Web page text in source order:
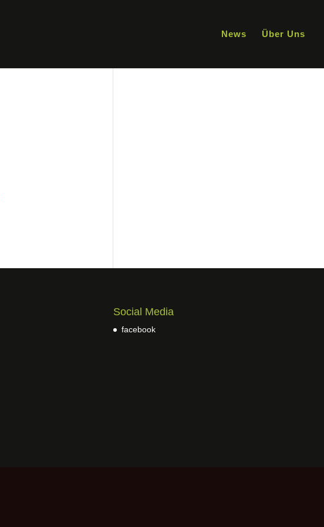
News Über Uns
Social Media
facebook